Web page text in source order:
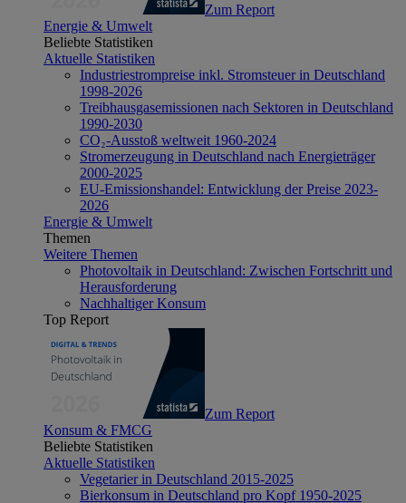
Zum Report
Energie & Umwelt
Beliebte Statistiken
Aktuelle Statistiken
Industriestrompreise inkl. Stromsteuer in Deutschland
1998-2026
Treibhausgasemissionen nach Sektoren in Deutschland
1990-2030
CO₂-Ausstoß weltweit 1960-2024
Stromerzeugung in Deutschland nach Energieträger
2000-2025
EU-Emissionshandel: Entwicklung der Preise 2023-
2026
Energie & Umwelt
Themen
Weitere Themen
Photovoltaik in Deutschland: Zwischen Fortschritt und
Herausforderung
Nachhaltiger Konsum
Top Report
Zum Report
Konsum & FMCG
Beliebte Statistiken
Aktuelle Statistiken
Vegetarier in Deutschland 2015-2025
Bierkonsum in Deutschland pro Kopf 1950-2025